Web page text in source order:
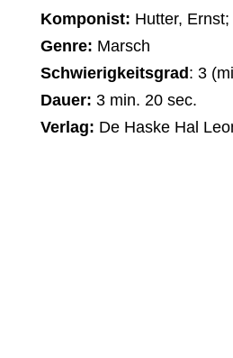
Komponist: Hutter,
Genre: Marsch
Schwierigkeitsgrad : 3
Dauer: 3 min. 20 sec.
Verlag: De Haske Hal